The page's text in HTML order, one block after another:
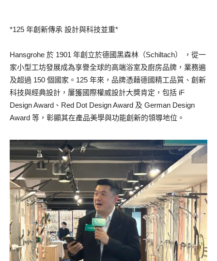
*125 年創新傳承 設計與科技並重*
Hansgrohe 於 1901 年創立於德國黑森林（Schiltach） ，從一
家小型工坊發展成為享譽全球的高端浴室及廚房品牌，業務遍
及超過 150 個國家。125 年來，品牌憑藉德國精工品質、創新
科技與經典設計，屢獲國際權威設計大獎肯定，包括 iF
Design Award、Red Dot Design Award 及 German Design
Award 等，彰顯其在產品美學與功能創新的領導地位。